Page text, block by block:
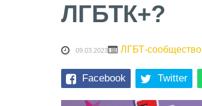
ЛГБТК+?
09.03.2023 ЛГБТ-сообщество
Facebook Twitter